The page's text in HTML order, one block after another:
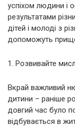
успіхом людини і
результатами
дітей і молоді з
допоможуть
1. Розвивайте
Вкрай важливий
дитини – раніше
довгий час було
відбувається в